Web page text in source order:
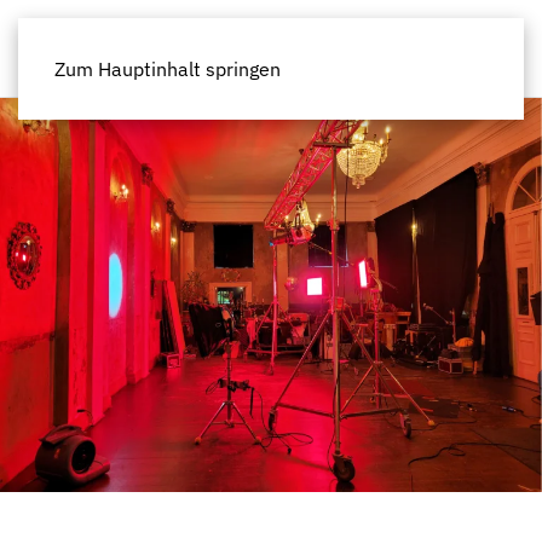
Zum Hauptinhalt springen